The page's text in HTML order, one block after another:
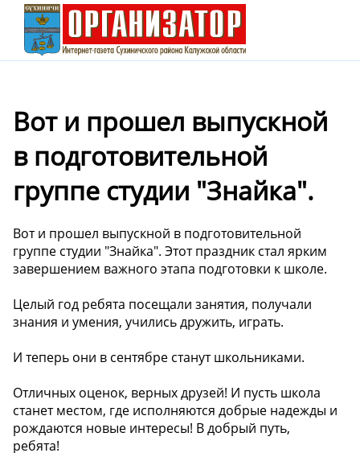
Вот и прошел выпускной
в подготовительной
группе студии "Знайка".
Вот и прошел выпускной в подготовительной
группе студии "Знайка". Этот праздник стал ярким
завершением важного этапа подготовки к школе.
Целый год ребята посещали занятия, получали
знания и умения, учились дружить, играть.
И теперь они в сентябре станут школьниками.
Отличных оценок, верных друзей! И пусть школа
станет местом, где исполняются добрые надежды и
рождаются новые интересы! В добрый путь,
ребята!